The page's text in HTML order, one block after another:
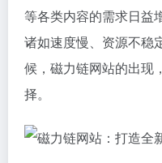
等各类内容的需求日益
诸如速度慢、资源不稳
候，磁力链网站的出现
择。